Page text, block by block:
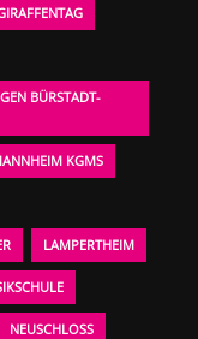
BÜRSTADT-
KGMS
LAMPERTHEIM
NEUSCHLOSS